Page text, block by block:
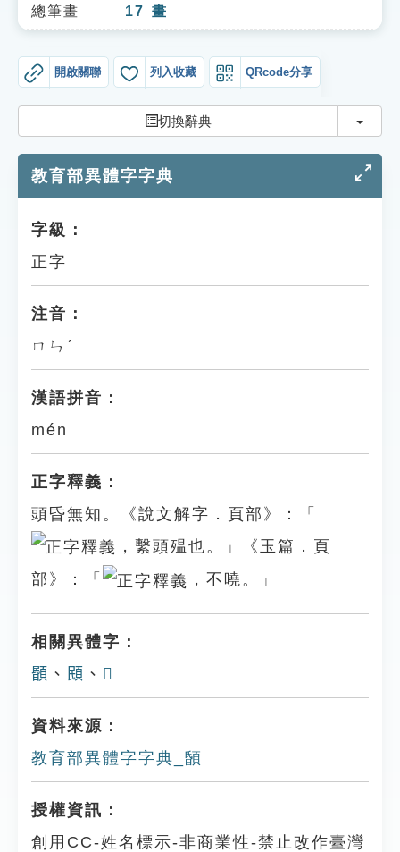
單字索引
貓頭鷹博士
總筆畫 17 畫
開啟關聯 列入收藏 QRcode分享
切換辭典 切換
教育部異體字字典
字級：
正字
注音：
ㄇㄣˊ
漢語拼音：
mén
正字釋義：
頭昏無知。《說文解字．頁部》：「
，繫頭殟也。」《玉篇．頁
部》：「
，不曉。」
相關異體字：
𩔉 、 䪸 、 𩑥
資料來源：
教育部異體字字典_䫒
授權資訊：
創用CC-姓名標示-非商業性-禁止改作臺灣